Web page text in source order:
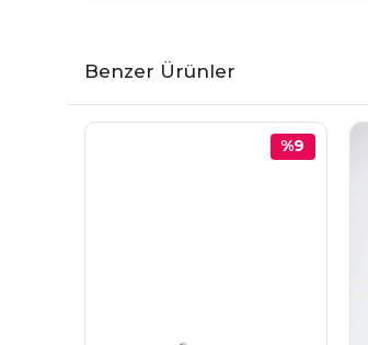
Benzer Ürünler
%9